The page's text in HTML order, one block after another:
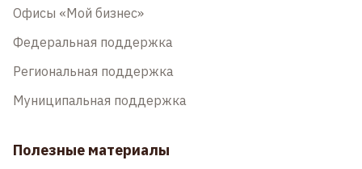
Офисы «Мой бизнес»
Федеральная поддержка
Региональная поддержка
Муниципальная поддержка
Полезные материалы